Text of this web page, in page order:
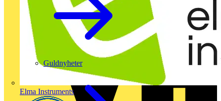
Elma Instruments
Guldnyheter